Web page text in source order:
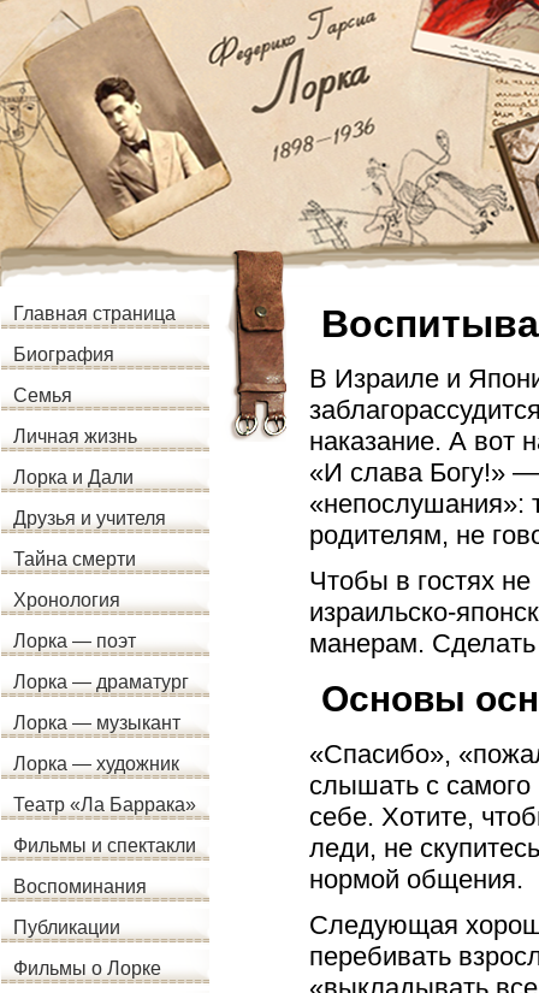
Главная страница
Биография
Семья
Личная жизнь
Лорка и Дали
Друзья и учителя
Тайна смерти
Хронология
Лорка — поэт
Лорка — драматург
Лорка — музыкант
Лорка — художник
Театр «Ла Баррака»
Фильмы и спектакли
Воспоминания
Публикации
Фильмы о Лорке
В Израиле и
наказание. А вот
«И слава Богу!» —
«непослушания»:
родителям, не
Чтобы в гостях
израильско-
манерам.
Основы
«Спасибо»,
слышать с самого
себе. Хотите,
леди, не
нормой общения.
Следующая
перебивать